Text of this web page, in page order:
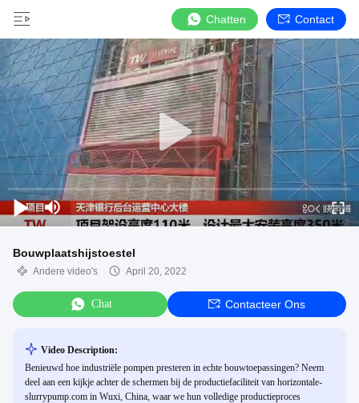
Chatten Contact
Bouwplaatshijstoestel
Andere video's April 20, 2022
Chat Contacteer Ons
Video Description:
Benieuwd hoe industriële pompen presteren in echte bouwtoepassingen? Neem
deel aan een kijkje achter de schermen bij de productiefaciliteit van horizontale-
slurrypump.com in Wuxi, China, waar we hun volledige productieproces